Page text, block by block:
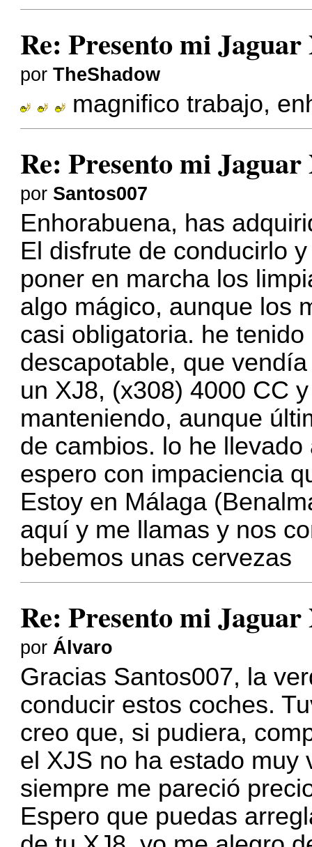
Re: Presento mi Jaguar
porTheShadow
magnifico trabajo,
Re: Presento mi Jaguar
por Santos007
Enhorabuena, has
El disfrute de conducirlo
poner en marcha los
algo mágico, aunque los
casi obligatoria. he
descapotable, que
un XJ8, (x308) 4000 CC
manteniendo, aunque
de cambios. lo he
espero con impaciencia
Estoy en Málaga
aquí y me llamas y nos
bebemos unas cervezas
Re: Presento mi Jaguar
por Álvaro
Gracias Santos007, la
conducir estos coches.
creo que, si pudiera,
el XJS no ha estado muy
siempre me pareció
Espero que puedas